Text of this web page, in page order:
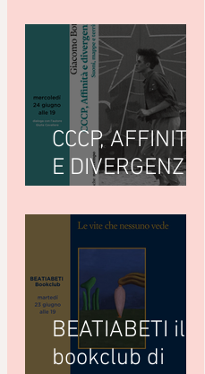
CCCP, AFFINITÀ
E DIVERGENZE
Bottà
(Nottetempo)
BEATIABETI il
bookclub di